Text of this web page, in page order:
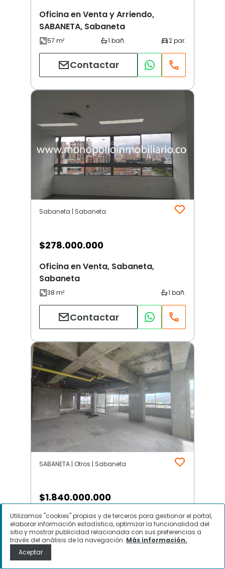
Oficina en Venta y Arriendo,
SABANETA, Sabaneta
Contactar
Sabaneta | Sabaneta
$278.000.000
Oficina en Venta, Sabaneta,
Sabaneta
Contactar
SABANETA | Otros | Sabaneta
$1.840.000.000
Oficina en Venta, SABANETA,
Sabaneta
Utilizamos "cookies" propias y de terceros para gestionar el portal,
elaborar información estadística, optimizar la funcionalidad del
sitio y mostrar publicidad relacionada con sus preferencias a
través del análisis de la navegación. Más información.
Aceptar